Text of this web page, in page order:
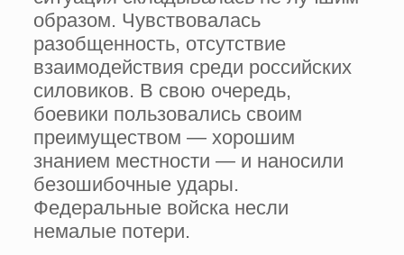
образом. Чувствовалась
разобщенность, отсутствие
взаимодействия среди российских
силовиков. В свою очередь,
боевики пользовались своим
преимуществом — хорошим
знанием местности — и наносили
безошибочные удары.
Федеральные войска несли
немалые потери.